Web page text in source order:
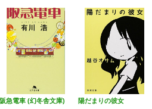
阪急電車 (幻冬舎文庫) 陽だまりの彼女